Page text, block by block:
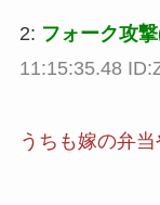
2: フォーク攻
11:15:35.48
うちも嫁の弁当